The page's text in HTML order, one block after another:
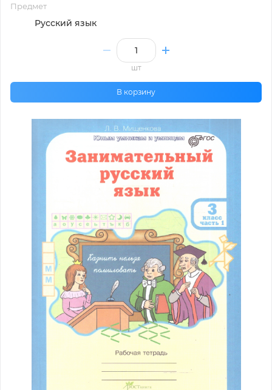
Предмет
Русский язык
шт
В корзину